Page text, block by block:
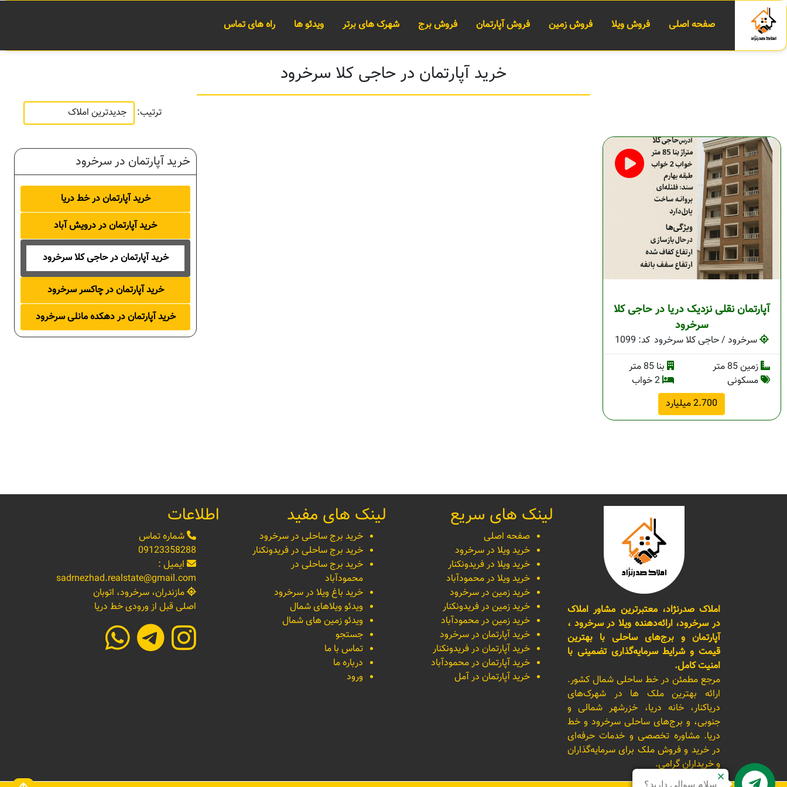
صفحه اصلی فروش ویلا فروش زمین فروش آپارتمان فروش برج شهرک های برتر ویدئو ها راه های تماس
خرید آپارتمان در حاجی کلا سرخرود
ترتیب:
آپارتمان نقلی نزدیک دریا در حاجی کلا
سرخرود
سرخرود / حاجی کلا سرخرود کد: 1099
زمین 85 متر
بنا 85 متر
مسکونی
2 خواب
2.700 میلیارد
خرید آپارتمان در سرخرود
خرید آپارتمان در خط دریا
خرید آپارتمان در درویش آباد
خرید آپارتمان در حاجی کلا سرخرود
خرید آپارتمان در چاکسر سرخرود
خرید آپارتمان در دهکده مانلی سرخرود
املاک صدرنژاد، معتبرترین مشاور املاک
در سرخرود، ارائه‌دهنده ویلا در سرخرود ،
آپارتمان و برج‌های ساحلی با بهترین
قیمت و شرایط سرمایه‌گذاری تضمینی با
امنیت کامل.
مرجع مطمئن در خط ساحلی شمال کشور.
ارائه بهترین ملک ها در شهرک‌های
دریاکنار، خانه دریا، خزرشهر شمالی و
جنوبی، و برج‌های ساحلی سرخرود و خط
دریا. مشاوره تخصصی و خدمات حرفه‌ای
در خرید و فروش ملک برای سرمایه‌گذاران
و خریداران گرامی.
لینک های سریع
صفحه اصلی
خرید ویلا در سرخرود
خرید ویلا در فریدونکنار
خرید ویلا در محمودآباد
خرید زمین در سرخرود
خرید زمین در فریدونکنار
خرید زمین در محمودآباد
خرید آپارتمان در سرخرود
خرید آپارتمان در فریدونکنار
خرید آپارتمان در محمودآباد
خرید آپارتمان در آمل
لینک های مفید
خرید برج ساحلی در سرخرود
خرید برج ساحلی در فریدونکنار
خرید برج ساحلی در
محمودآباد
خرید باغ ویلا در سرخرود
ویدئو ویلاهای شمال
ویدئو زمین های شمال
جستجو
تماس با ما
درباره ما
ورود
اطلاعات
شماره تماس
09123358288
ایمیل :
sadrnezhad.realstate@gmail.com
مازندران، سرخرود، اتوبان
اصلی قبل از ورودی خط دریا
سلام سوالی دارید؟